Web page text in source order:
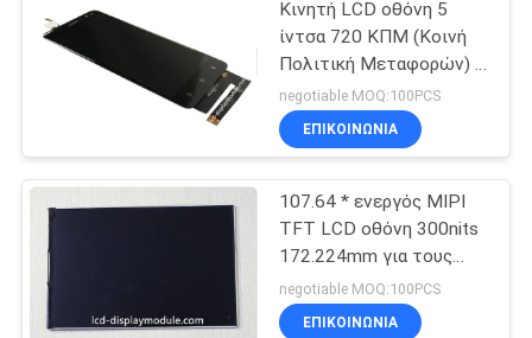
Κινητή LCD οθόνη 5
ίντσα 720 ΚΠΜ (Κοινή
Πολιτική Μεταφορών) *
διεπαφή 1280 MIPI DSI
για Autoelectronics
negotiable MOQ:100PCS
ΕΠΙΚΟΙΝΩΝΊΑ
107.64 * ενεργός MIPI
TFT LCD οθόνη 300nits
172.224mm για τους
διανομείς 720 X 1280
καυσίμων
negotiable MOQ:100PCS
ΕΠΙΚΟΙΝΩΝΊΑ